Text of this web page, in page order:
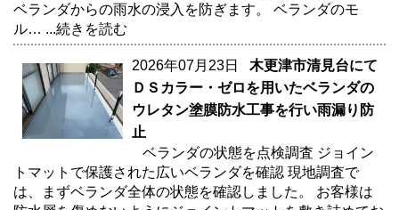
ベランダからの雨水の浸入を防ぎます。 ベランダのモ
ル… ...続きを読む
2026年07月23日 木更津市清見台にて
ＤＳカラー・ゼロを用いたベランダの
ウレタン塗膜防水工事を行い雨漏り防
止
ベランダの状態を点検調査 ジョイン
トマットで保護された広いベランダを確認 現地調査で
は、まずベランダ全体の状態を確認しました。 お客様は